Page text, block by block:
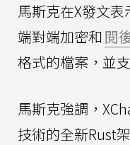
馬斯克在X發文
端對端加密和閱
格式的檔案，並
馬斯克強調，
技術的全新Rust